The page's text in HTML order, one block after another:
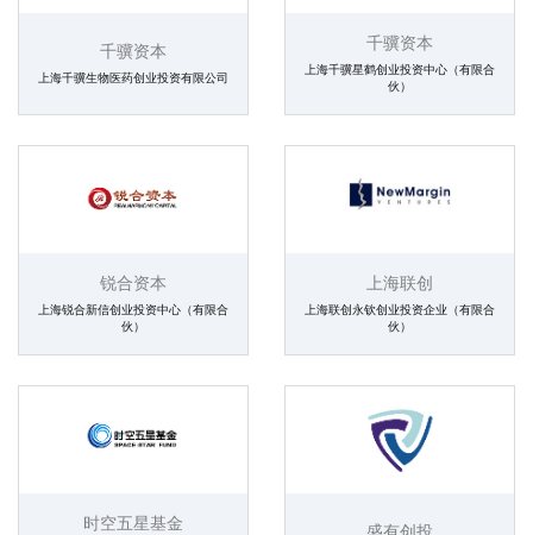
千骥资本
上海千骥生物医药创业投资有限公司
千骥资本
上海千骥星鹤创业投资中心（有限合
伙）
锐合资本
上海锐合新信创业投资中心（有限合
伙）
上海联创
上海联创永钦创业投资企业（有限合
伙）
时空五星基金